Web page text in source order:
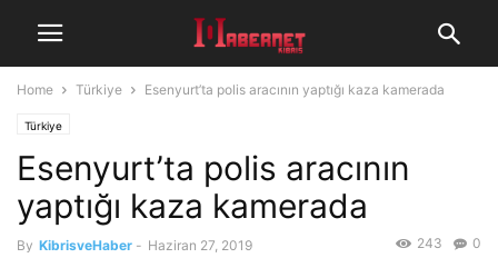
Home Türkiye Esenyurt’ta polis aracının yaptığı kaza kamerada
Türkiye
Esenyurt’ta polis aracının
yaptığı kaza kamerada
By KibrisveHaber - Haziran 27, 2019 0
243